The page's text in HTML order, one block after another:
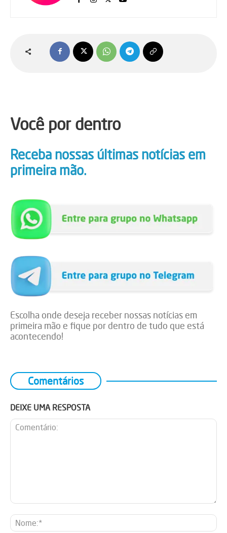
Você por dentro
Receba nossas últimas notícias em
primeira mão.
Escolha onde deseja receber nossas notícias em
primeira mão e fique por dentro de tudo que está
acontecendo!
Comentários
DEIXE UMA RESPOSTA